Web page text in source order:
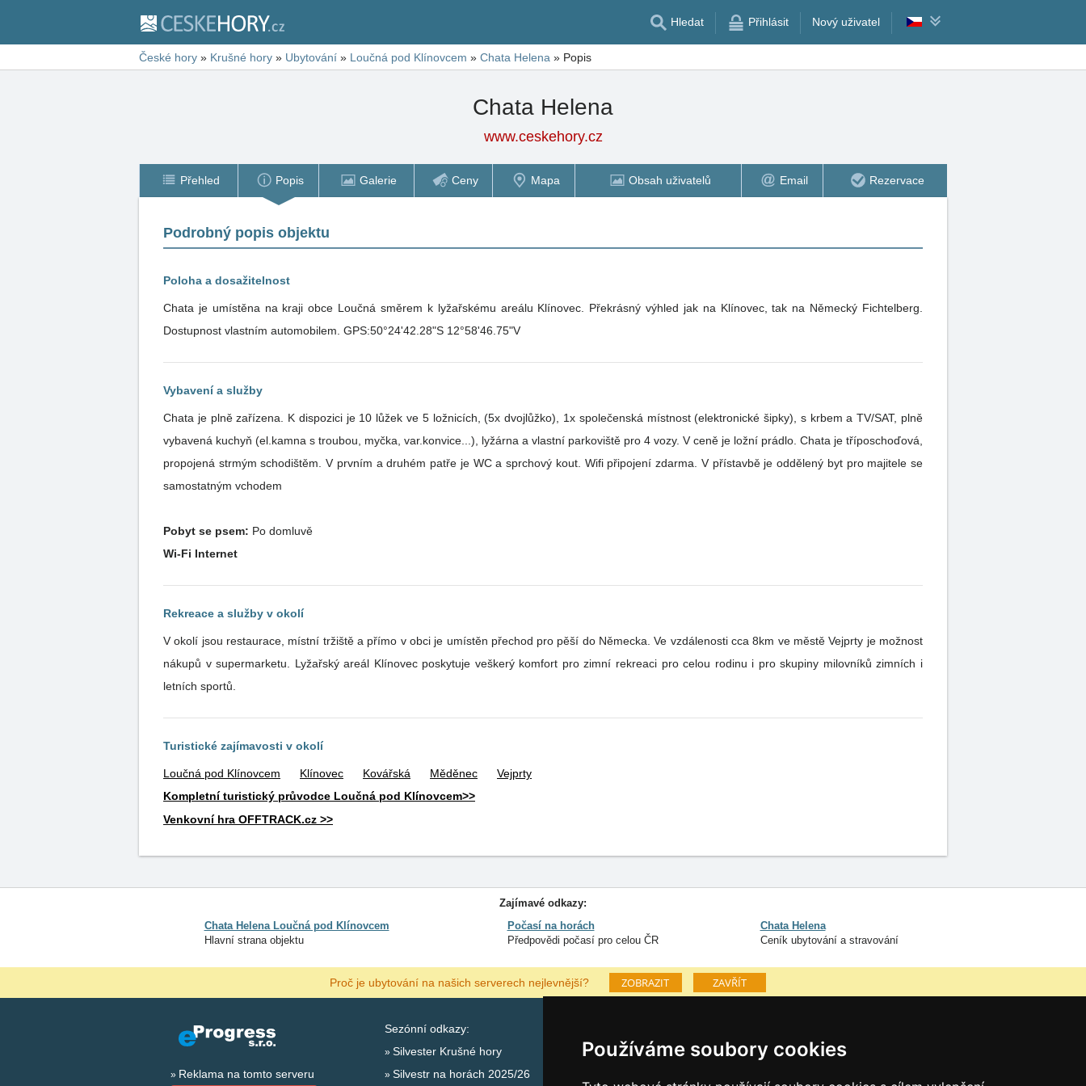
Používáme soubory cookies
Hledat Přihlásit Nový uživatel
České hory » Krušné hory » Ubytování » Loučná pod Klínovcem » Chata Helena » Popis
Chata Helena
www.ceskehory.cz
Přehled Popis Galerie Ceny Mapa Obsah uživatelů Email Rezervace
Podrobný popis objektu
Poloha a dosažitelnost
Chata je umístěna na kraji obce Loučná směrem k lyžařskému areálu Klínovec. Překrásný výhled jak na Klínovec, tak na Německý Fichtelberg.
Dostupnost vlastním automobilem. GPS:50°24'42.28"S 12°58'46.75"V
Vybavení a služby
Chata je plně zařízena. K dispozici je 10 lůžek ve 5 ložnicích, (5x dvojlůžko), 1x společenská místnost (elektronické šipky), s krbem a TV/SAT, plně
vybavená kuchyň (el.kamna s troubou, myčka, var.konvice...), lyžárna a vlastní parkoviště pro 4 vozy. V ceně je ložní prádlo. Chata je tříposchoďová,
propojená strmým schodištěm. V prvním a druhém patře je WC a sprchový kout. Wifi připojení zdarma. V přístavbě je oddělený byt pro majitele se
samostatným vchodem
Pobyt se psem: Po domluvě
Wi-Fi Internet
Rekreace a služby v okolí
V okolí jsou restaurace, místní tržiště a přímo v obci je umístěn přechod pro pěší do Německa. Ve vzdálenosti cca 8km ve městě Vejprty je možnost
nákupů v supermarketu. Lyžařský areál Klínovec poskytuje veškerý komfort pro zimní rekreaci pro celou rodinu i pro skupiny milovníků zimních i
letních sportů.
Turistické zajímavosti v okolí
Loučná pod Klínovcem Klínovec Kovářská Měděnec
Vejprty
Kompletní turistický průvodce Loučná pod Klínovcem>>
Venkovní hra OFFTRACK.cz >>
Zajímavé odkazy:
Chata Helena Loučná pod Klínovcem
Hlavní strana objektu
Počasí na horách
Předpovědi počasí pro celou ČR
Chata Helena
Ceník ubytování a stravování
Proč je ubytování na našich serverech nejlevnější? ZOBRAZIT ZAVŘÍT
Reklama na tomto serveru
Sezónní odkazy:
Silvester Krušné hory
Silvestr na horách 2025/26
Lastminute Krušné hory
Cookies